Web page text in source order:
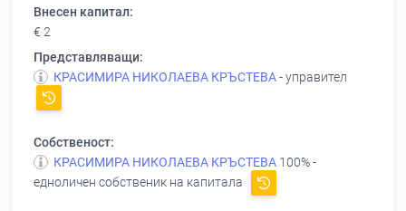
Внесен капитал:
€ 2
Представляващи:
КРАСИМИРА НИКОЛАЕВА КРЪСТЕВА- управител
Собственост:
КРАСИМИРА НИКОЛАЕВА КРЪСТЕВА 100% -
едноличен собственик на капитала